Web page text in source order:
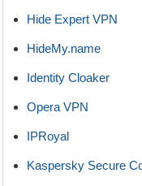
Hide Expert VPN
HideMy.name
Identity Cloaker
Opera VPN
IPRoyal
Kaspersky Secure